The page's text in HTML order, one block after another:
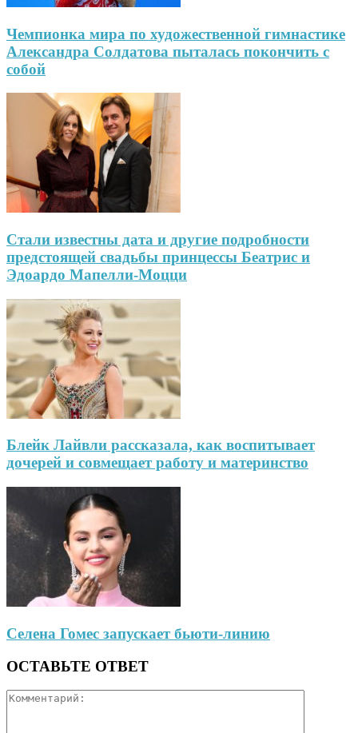
Чемпионка мира по художественной гимнастике
Александра Солдатова пыталась покончить с
собой
Стали известны дата и другие подробности
предстоящей свадьбы принцессы Беатрис и
Эдоардо Мапелли-Моцци
Блейк Лайвли рассказала, как воспитывает
дочерей и совмещает работу и материнство
Селена Гомес запускает бьюти-линию
ОСТАВЬТЕ ОТВЕТ